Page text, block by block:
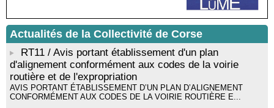
Actualités de la Collectivité de Corse
RT11 / Avis portant établissement d'un plan
d'alignement conformément aux codes de la voirie
routière et de l'expropriation
AVIS PORTANT ÉTABLISSEMENT D’UN PLAN D’ALIGNEMENT
CONFORMÉMENT AUX CODES DE LA VOIRIE ROUTIÈRE E...